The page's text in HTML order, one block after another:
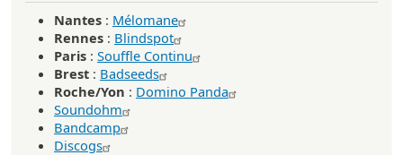
Nantes : Mélomane
Rennes : Blindspot
Paris : Souffle Continu
Brest : Badseeds
Roche/Yon : Domino Panda
Soundohm
Bandcamp
Discogs